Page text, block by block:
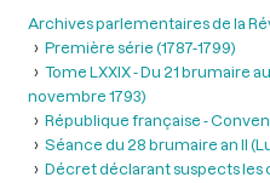
Archives parlementaires de la
Première série (1787-1799)
Tome LXXIX - Du 21 brumaire
novembre 1793)
République française -
Séance du 28 brumaire an II
Décret déclarant suspects les